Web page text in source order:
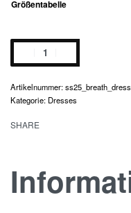
Größentabelle
breath
dress
Menge
ss25_breath_dress
Kategorie: Dresses
SHARE